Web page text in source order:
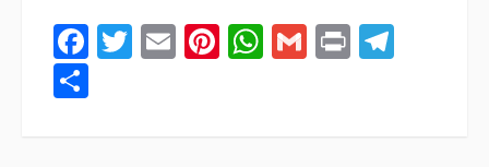
Facebook
Twitter
EmailPinterest
WhatsApp
Gmail
Print